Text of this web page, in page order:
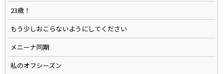
23歳！
もう少しおこらないようにしてください
メニーナ同期
私のオフシーズン